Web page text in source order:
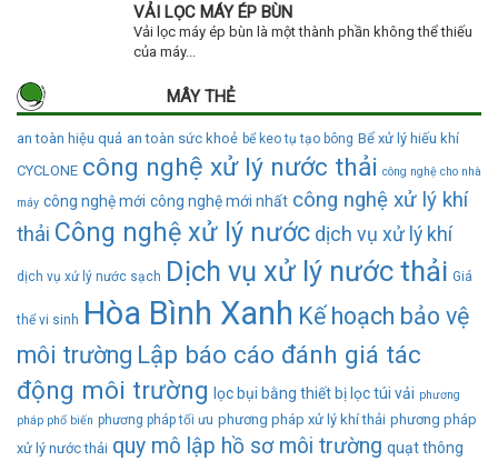
VẢI LỌC MÁY ÉP BÙN
Vải lọc máy ép bùn là một thành phần không thể thiếu
của máy...
MÂY THẺ
an toàn hiệu quả an toàn sức khoẻ bể keo tụ tạo bông Bể xử lý hiếu khí
CYCLONE công nghệ xử lý nước thải công nghệ cho nhà
máy công nghệ mới công nghệ mới nhất công nghệ xử lý khí
thải Công nghệ xử lý nước dịch vụ xử lý khí
dịch vụ xử lý nước sạch Dịch vụ xử lý nước thải Giá
thể vi sinh Hòa Bình Xanh Kế hoạch bảo vệ
môi trường Lập báo cáo đánh giá tác
động môi trường lọc bụi bằng thiết bị lọc túi vải phương
pháp phổ biến phương pháp tối ưu phương pháp xử lý khí thải phương pháp
xử lý nước thải quy mô lập hồ sơ môi trường quạt thông